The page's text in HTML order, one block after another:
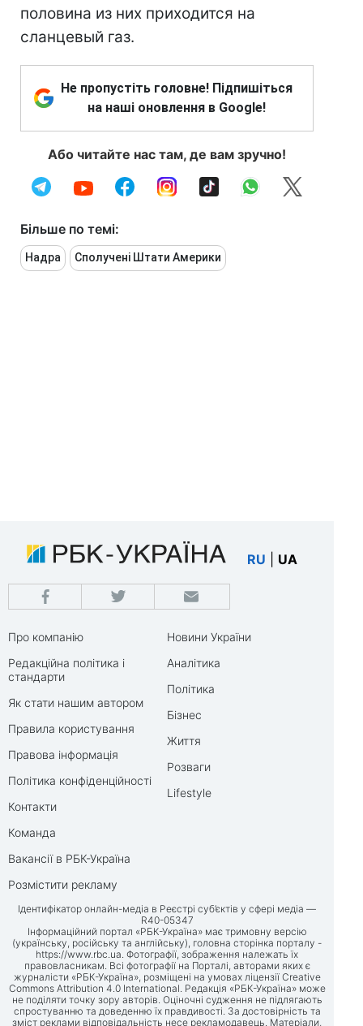
половина из них приходится на
сланцевый газ.
Не пропустіть головне! Підпишіться
на наші оновлення в Google!
Або читайте нас там, де вам зручно!
Більше по темі:
Надра Сполучені Штати Америки
RU UA
Про компанію
Редакційна політика і
стандарти
Як стати нашим автором
Правила користування
Правова інформація
Політика конфіденційності
Контакти
Команда
Вакансії в РБК-Україна
Розмістити рекламу
Новини України
Аналітика
Політика
Бізнес
Життя
Розваги
Lifestyle
Ідентифікатор онлайн-медіа в Реєстрі суб’єктів у сфері медіа —
R40-05347
Інформаційний портал «РБК-Україна» має тримовну версію
(українську, російську та англійську), головна сторінка порталу -
https://www.rbc.ua. Фотографії, зображення належать їх
правовласникам. Всі фотографії на Порталі, авторами яких є
журналісти «РБК-Україна», розміщені на умовах ліцензії Creative
Commons Attribution 4.0 International. Редакція «РБК-Україна» може
не поділяти точку зору авторів. Оціночні судження не підлягають
спростуванню та доведенню їх правдивості. За достовірність та
зміст реклами відповідальність несе рекламодавець. Матеріали,